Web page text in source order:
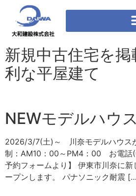
新規中古住宅を掲
利な平屋建て
NEWモデルハウ
2026/3/7(土)～ 川奈モデルハウス
制：AM10：00～PM4：00 お電
予約フォームより】 伊東市川奈に
ープンします。 パナソニック耐震